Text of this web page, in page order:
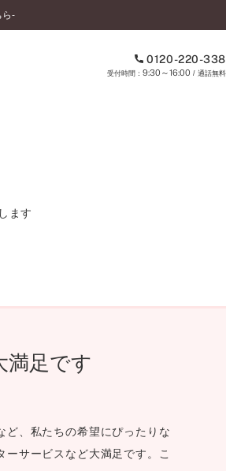
ら-
0120-220-338
ます
満足です
ど、私たちの希望にぴったりな
サービスなど大満足です。こ